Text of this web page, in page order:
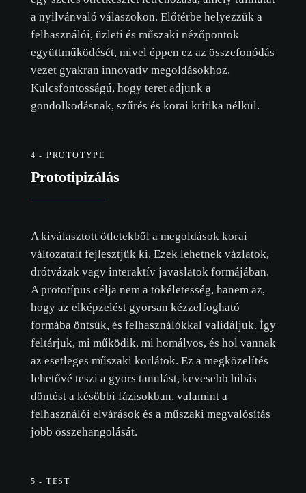
a nyilvánvaló válaszokon. Előtérbe helyezzük a
felhasználói, üzleti és műszaki nézőpontok
együttműködését, mivel éppen ez az összefonódás
vezet gyakran innovatív megoldásokhoz.
Kulcsfontosságú, hogy teret adjunk a
gondolkodásnak, szűrés és korai kritika nélkül.
4 - PROTOTYPE
Prototipizálás
A kiválasztott ötletekből a megoldások korai
változatait fejlesztjük ki. Ezek lehetnek vázlatok,
drótvázak vagy interaktív javaslatok formájában.
A prototípus célja nem a tökéletesség, hanem az,
hogy az elképzelést gyorsan kézzelfogható
formába öntsük, és felhasználókkal validáljuk. Így
feltárjuk, mi működik, mi homályos, és hol vannak
az esetleges műszaki korlátok. Ez a megközelítés
lehetővé teszi a gyors tanulást, kevesebb hibás
döntést a későbbi fázisokban, valamint a
felhasználói elvárások és a műszaki megvalósítás
jobb összehangolását.
5 - TEST
szabályzatot.
CSAK A SZÜKSÉGESEK ELFOGADÁSA
TESTRESZABÁS